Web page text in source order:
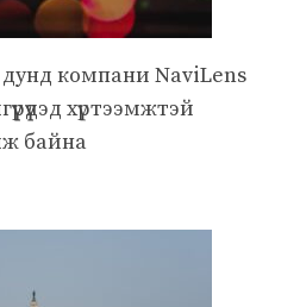
компани NaviLens
хүртээмжтэй
байна